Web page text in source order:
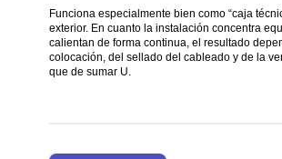
Funciona especialmente bien como “caja
exterior. En cuanto la instalación concentra
calientan de forma continua, el resultado
colocación, del sellado del cableado y de la
que de sumar U.